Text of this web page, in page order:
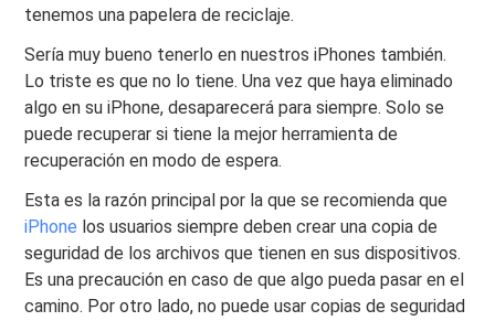
tenemos una papelera de reciclaje.
Sería muy bueno tenerlo en nuestros iPhones también.
Lo triste es que no lo tiene. Una vez que haya eliminado
algo en su iPhone, desaparecerá para siempre. Solo se
puede recuperar si tiene la mejor herramienta de
recuperación en modo de espera.
Esta es la razón principal por la que se recomienda que
iPhone los usuarios siempre deben crear una copia de
seguridad de los archivos que tienen en sus dispositivos.
Es una precaución en caso de que algo pueda pasar en el
camino. Por otro lado, no puede usar copias de seguridad